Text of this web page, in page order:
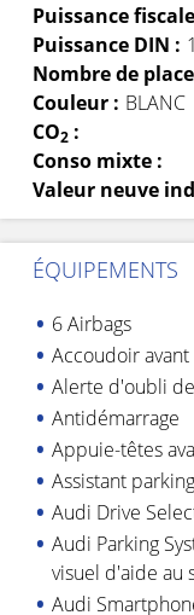
Puissance
Puissance DIN :
Nombre de
Couleur : BLANC
CO2 :
Conso mixte :
Valeur neuve
ÉQUIPEMENTS
6 Airbags
Accoudoir avant
Alerte d'oubli
Antidémarrage
Appuie-têtes
Assistant parking
Audi Drive
Audi Parking
visuel d'aide au
Audi